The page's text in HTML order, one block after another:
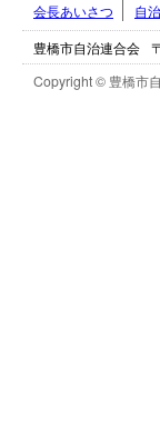
会長あいさつ 自
豊橋市自治連合会
Copyright © 豊橋市